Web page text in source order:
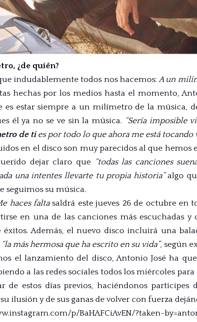
¿de quién?
indudablemente todos nos hacemos: A un
hechas por los medios hasta el momento,
es estar siempre a un milímetro de la música,
él ya no se ve sin la música. “Sería imposible
de ties por todo lo que ahora me está tocando
en el disco son muy parecidos al que hemos
dejar claro que
“todas las canciones
una intentes llevarte tu propia historia”algo
seguimos su música.
haces faltasaldrá este jueves 26 de octubre en
en una de las canciones más escuchadas
éxitos. Además, el nuevo disco incluirá una
“la más hermosa que ha escrito en su vida”, según
el lanzamiento del disco, Antonio José ha
a las redes sociales todos los miércoles para
de estos días previos, haciéndonos partícipes
ilusión y de sus ganas de volver con fuerza
p/BaHAFCiAvEN/?taken-